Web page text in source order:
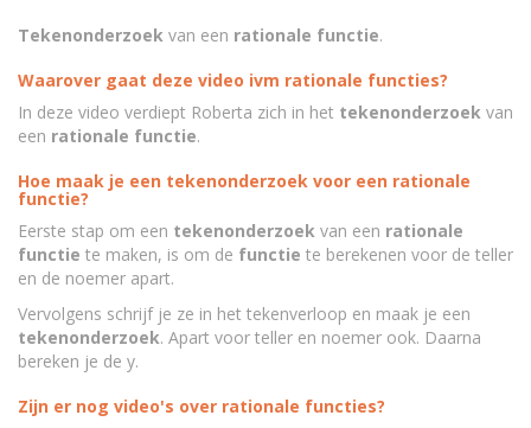
Tekenonderzoek van een rationale functie.
Waarover gaat deze video ivm rationale functies?
In deze video verdiept Roberta zich in het tekenonderzoek van
een rationale functie.
Hoe maak je een tekenonderzoek voor een rationale
functie?
Eerste stap om een tekenonderzoek van een rationale
functie te maken, is om de functie te berekenen voor de teller
en de noemer apart.
Vervolgens schrijf je ze in het tekenverloop en maak je een
tekenonderzoek. Apart voor teller en noemer ook. Daarna
bereken je de y.
Zijn er nog video's over rationale functies?